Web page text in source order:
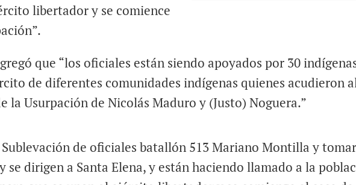
libertador y se comience
que “los oficiales están siendo apoyados por 30
de diferentes comunidades indígenas quienes acudieron
la Usurpación de Nicolás Maduro y (Justo) Noguera.”
Sublevación de oficiales batallón 513 Mariano Montilla y
se dirigen a Santa Elena, y están haciendo llamado a la